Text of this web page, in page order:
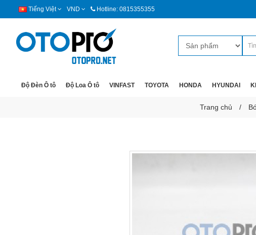
Tiếng Việt VND Hotline: 0815355355
Độ Đèn Ô tô Độ Loa Ô tô VINFAST TOYOTA HONDA HYUNDAI
Trang chủ